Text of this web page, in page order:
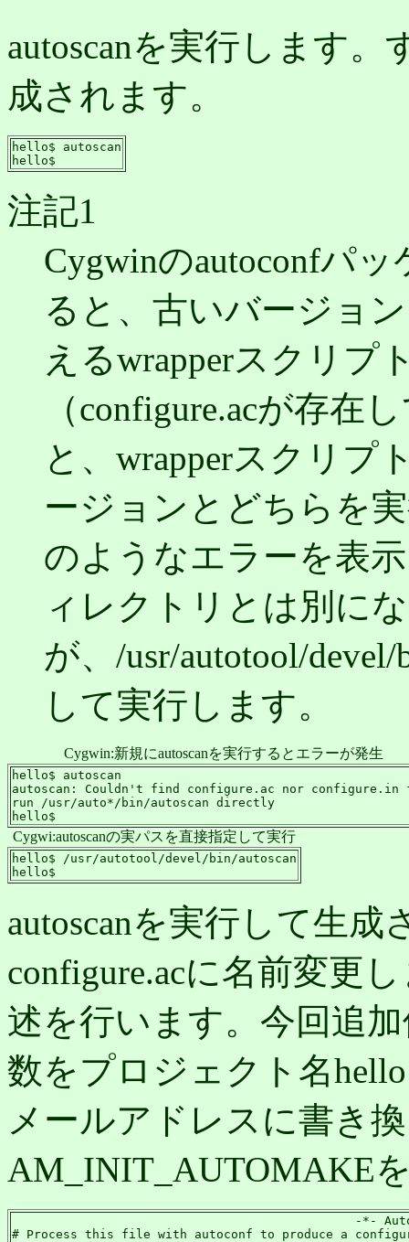
autoscanを実行します。
成されます。
hello$ autoscan
hello$
注記1
Cygwinのautoconfパ
ると、古いバージョ
えるwrapperスクリプ
（configure.acが存在
と、wrapperスクリプ
ージョンとどちらを
のようなエラーを表
ィレクトリとは別に
が、/usr/autotool/
して実行します。
Cygwin:新規にautoscanを実行するとエラーが発生
hello$ autoscan
autoscan: Couldn't find configure.ac nor
run /usr/auto*/bin/autoscan directly
hello$
Cygwi:autoscanの実パスを直接指定して実行
hello$ /usr/autotool/devel/bin/autoscan
hello$
autoscanを実行して生成
configure.acに名前変更
述を行います。今回追
数をプロジェクト名
メールアドレスに書き
AM_INIT_AUTOMAKE
-*-
# Process this file with autoconf to produce a